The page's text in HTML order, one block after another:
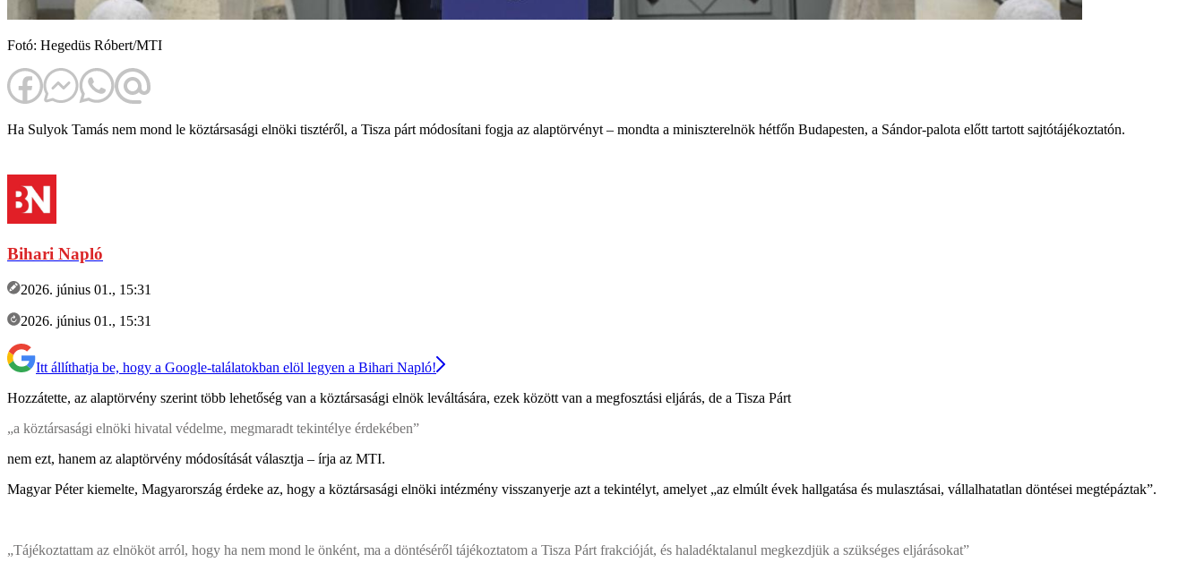
Fotó: Hegedüs Róbert/MTI
Ha Sulyok Tamás nem mond le köztársasági elnöki tisztéről, a Tisza párt módosítani fogja az alaptörvényt – mondta a miniszterelnök hétfőn Budapesten, a Sándor-palota előtt tartott sajtótájékoztatón.
Bihari Napló
2026. június 01., 15:31
2026. június 01., 15:31
Itt állíthatja be, hogy a Google-találatokban elöl legyen a Bihari Napló!
Hozzátette, az alaptörvény szerint több lehetőség van a köztársasági elnök leváltására, ezek között van a megfosztási eljárás, de a Tisza Párt
„a köztársasági elnöki hivatal védelme, megmaradt tekintélye érdekében”
nem ezt, hanem az alaptörvény módosítását választja – írja az MTI.
Magyar Péter kiemelte, Magyarország érdeke az, hogy a köztársasági elnöki intézmény visszanyerje azt a tekintélyt, amelyet „az elmúlt évek hallgatása és mulasztásai, vállalhatatlan döntései megtépáztak”.
„Tájékoztattam az elnököt arról, hogy ha nem mond le önként, ma a döntéséről tájékoztatom a Tisza Párt frakcióját, és haladéktalanul megkezdjük a szükséges eljárásokat”